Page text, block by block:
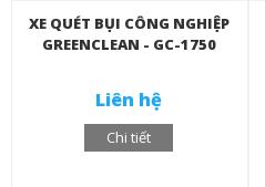
XE QUÉT BỤI CÔNG NGHIỆP
GREENCLEAN - GC-1750
Liên hệ
Chi tiết